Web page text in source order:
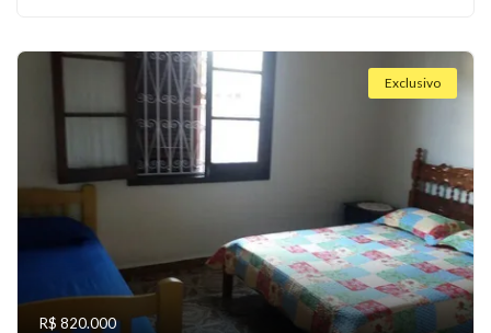
Exclusivo
R$ 820.000